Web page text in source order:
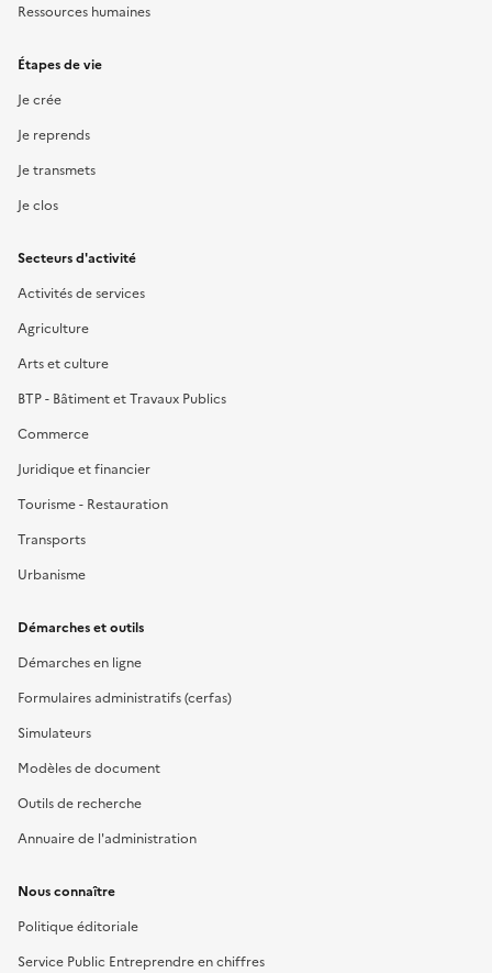
Ressources humaines
Étapes de vie
Je crée
Je reprends
Je transmets
Je clos
Secteurs d'activité
Activités de services
Agriculture
Arts et culture
BTP - Bâtiment et Travaux Publics
Commerce
Juridique et financier
Tourisme - Restauration
Transports
Urbanisme
Démarches et outils
Démarches en ligne
Formulaires administratifs (cerfas)
Simulateurs
Modèles de document
Outils de recherche
Annuaire de l'administration
Nous connaître
Politique éditoriale
Service Public Entreprendre en chiffres